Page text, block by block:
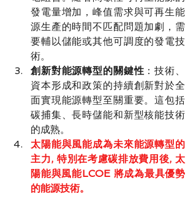
發電量增加，峰值需求與可再生能
源生產的時間不匹配問題加劇，需
要輔以儲能或其他可調度的發電技
術。
創新對能源轉型的關鍵性 ：技術、
資本形成和政策的持續創新對於全
面實現能源轉型至關重要。這包括
碳捕集、長時儲能和新型核能技術
的成熟。
太陽能與風能成為未來能源轉型的
主力, 特別在考慮碳排放費用後, 太
陽能與風能LCOE 將成為最具優勢
的能源技術。